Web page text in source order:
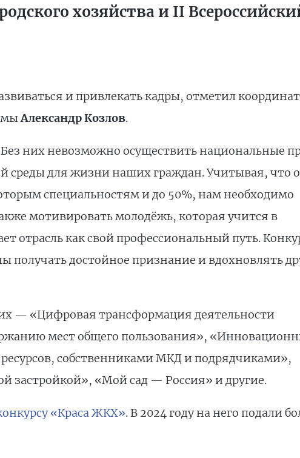
хозяйства и II
и привлекать кадры, отметил
Александр Козлов.
них невозможно осуществить национальные
среды для жизни наших граждан. Учитывая, что
специальностям и до 50%, нам необходимо
мотивировать молодёжь, которая учится в
отрасль как свой профессиональный путь.
получать достойное признание и вдохновлять
— «Цифровая трансформация деятельности
мест общего пользования»,
собственниками МКД и подрядчиками»,
застройкой», «Мой сад — Россия» и другие.
«Краса ЖКХ». В 2024 году на него подали